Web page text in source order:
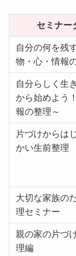
セミナー
自分の何を残
物・心・情報
自分らしく生
から始めよう
報の整理～
片づけからは
かい生前整理
大切な家族の
理セミナー
親の家の片づ
理編